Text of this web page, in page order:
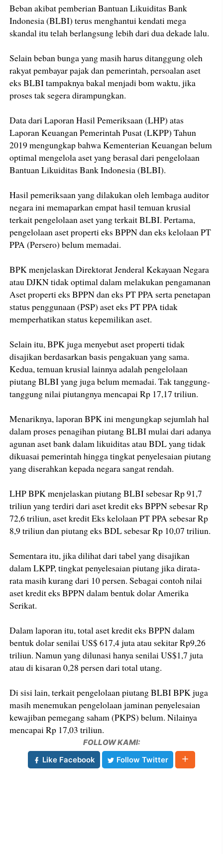
Beban akibat pemberian Bantuan Likuiditas Bank
Indonesia (BLBI) terus menghantui kendati mega
skandal itu telah berlangsung lebih dari dua dekade lalu.
Selain beban bunga yang masih harus ditanggung oleh
rakyat pembayar pajak dan pemerintah, persoalan aset
eks BLBI tampaknya bakal menjadi bom waktu, jika
proses tak segera dirampungkan.
Data dari Laporan Hasil Pemeriksaan (LHP) atas
Laporan Keuangan Pemerintah Pusat (LKPP) Tahun
2019 mengungkap bahwa Kementerian Keuangan belum
optimal mengelola aset yang berasal dari pengelolaan
Bantuan Likuiditas Bank Indonesia (BLBI).
Hasil pemeriksaan yang dilakukan oleh lembaga auditor
negara ini memaparkan empat hasil temuan krusial
terkait pengelolaan aset yang terkait BLBI. Pertama,
pengelolaan aset properti eks BPPN dan eks kelolaan PT
PPA (Persero) belum memadai.
BPK menjelaskan Direktorat Jenderal Kekayaan Negara
atau DJKN tidak optimal dalam melakukan pengamanan
Aset properti eks BPPN dan eks PT PPA serta penetapan
status penggunaan (PSP) aset eks PT PPA tidak
memperhatikan status kepemilikan aset.
Selain itu, BPK juga menyebut aset properti tidak
disajikan berdasarkan basis pengakuan yang sama.
Kedua, temuan krusial lainnya adalah pengelolaan
piutang BLBI yang juga belum memadai. Tak tanggung-
tanggung nilai piutangnya mencapai Rp 17,17 triliun.
Menariknya, laporan BPK ini mengungkap sejumlah hal
dalam proses penagihan piutang BLBI mulai dari adanya
agunan aset bank dalam likuiditas atau BDL yang tidak
dikuasai pemerintah hingga tingkat penyelesaian piutang
yang diserahkan kepada negara sangat rendah.
LHP BPK menjelaskan piutang BLBI sebesar Rp 91,7
triliun yang terdiri dari aset kredit eks BPPN sebesar Rp
72,6 triliun, aset kredit Eks kelolaan PT PPA sebesar Rp
8,9 triliun dan piutang eks BDL sebesar Rp 10,07 triliun.
Sementara itu, jika dilihat dari tabel yang disajikan
dalam LKPP, tingkat penyelesaian piutang jika dirata-
rata masih kurang dari 10 persen. Sebagai contoh nilai
aset kredit eks BPPN dalam bentuk dolar Amerika
Serikat.
Dalam laporan itu, total aset kredit eks BPPN dalam
bentuk dolar senilai US$ 617,4 juta atau sekitar Rp9,26
triliun. Namun yang dilunasi hanya senilai US$1,7 juta
atau di kisaran 0,28 persen dari total utang.
Di sisi lain, terkait pengelolaan piutang BLBI BPK juga
masih menemukan pengelolaan jaminan penyelesaian
kewajiban pemegang saham (PKPS) belum. Nilainya
mencapai Rp 17,03 triliun.
FOLLOW KAMI:
Like Facebook
Follow Twitter